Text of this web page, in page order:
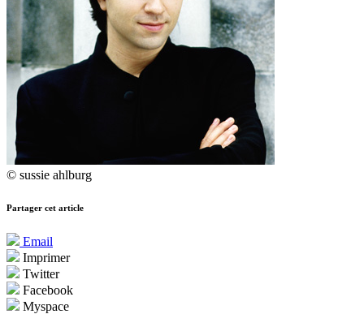
© sussie ahlburg
Partager cet article
Email
Imprimer
Twitter
Facebook
Myspace